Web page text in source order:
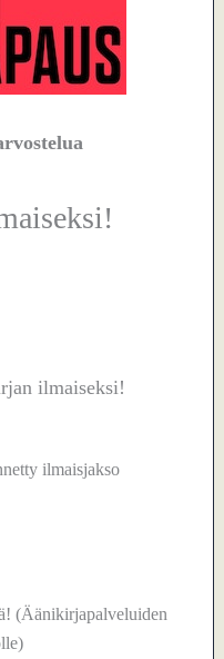
ilmaiseksi!
ilmaisjakso
(Äänikirjapalveluiden